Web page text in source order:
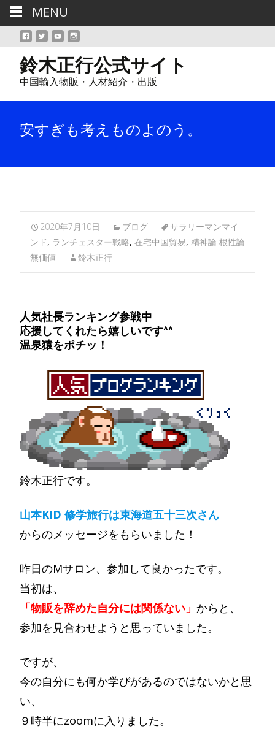
鈴木正行公式サイト
中国輸入物販・人材紹介・出版
安すぎも考えものよのう。
2020年7月10日 ブログ
サラリーマンマイ
ンド, ランチェスター戦略, 在宅中国貿易, 精神論 根性論
無価値
鈴木正行
人気社長ランキング参戦中
応援してくれたら嬉しいです^^
温泉猿をポチッ！
鈴木正行です。
山本KID 修学旅行は東海道五十三次さん
からのメッセージをもらいました！
昨日のMサロン、参加して良かったです。
当初は、
「物販を辞めた自分には関係ない」 からと、
参加を見合わせようと思っていました。
ですが、
今の自分にも何か学びがあるのではないかと思
い、
９時半にzoomに入りました。
MENU